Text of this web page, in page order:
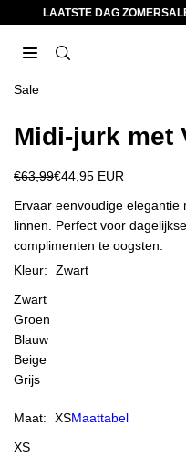
naar
inhoud
LAATSTE DAG
Sale
Midi-jurk met
Reguliere
prijs
€63,99€44,95 EUR
Ervaar eenvoudige
linnen. Perfect voor
complimenten te oogsten.
Kleur:
Zwart
Zwart
Groen
Blauw
Beige
Grijs
Maat: XSMaattabel
XS